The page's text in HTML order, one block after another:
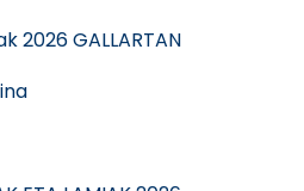
2026 GALLARTAN